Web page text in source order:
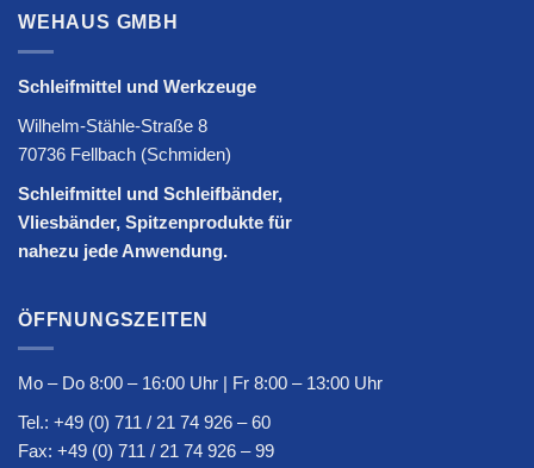
WEHAUS GMBH
Schleifmittel und Werkzeuge
Wilhelm-Stähle-Straße 8
70736 Fellbach (Schmiden)
Schleifmittel und Schleifbänder,
Vliesbänder, Spitzenprodukte für
nahezu jede Anwendung.
ÖFFNUNGSZEITEN
Mo – Do 8:00 – 16:00 Uhr | Fr 8:00 – 13:00 Uhr
Tel.: +49 (0) 711 / 21 74 926 – 60
Fax: +49 (0) 711 / 21 74 926 – 99